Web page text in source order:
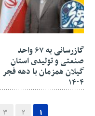
۲۱ بهمن ۱۴۰۴
گازرسانی به ۶۷ واحد
صنعتی و تولیدی استان
گیلان همزمان با دهه فجر
۱۴۰۴
1
2
3